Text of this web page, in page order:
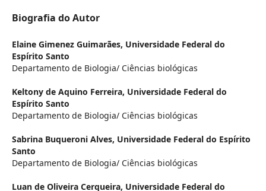
Biografia do Autor
Elaine Gimenez Guimarães, Universidade Federal do
Espírito Santo
Departamento de Biologia/ Ciências biológicas
Keltony de Aquino Ferreira, Universidade Federal do
Espírito Santo
Departamento de Biologia/ Ciências biológicas
Sabrina Buqueroni Alves, Universidade Federal do Espírito
Santo
Departamento de Biologia/ Ciências biológicas
Luan de Oliveira Cerqueira, Universidade Federal do